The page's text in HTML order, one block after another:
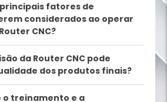
principais fatores de
considerados ao operar
CNC?
da Router CNC pode
dos produtos finais?
o treinamento e a